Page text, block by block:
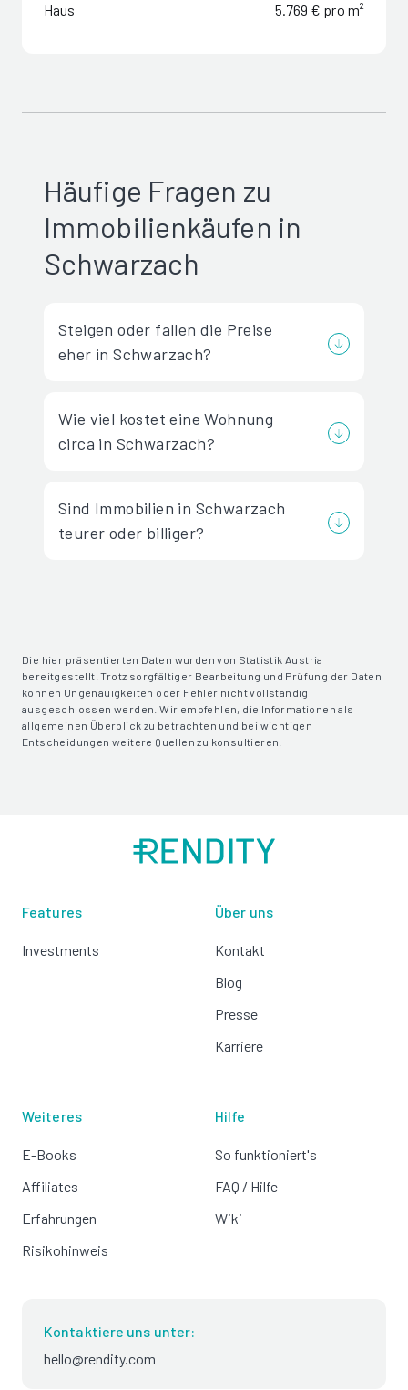
Haus 5.769 € pro m²
Häufige Fragen zu
Immobilienkäufen in
Schwarzach
Steigen oder fallen die Preise
eher in Schwarzach?
Wie viel kostet eine Wohnung
circa in Schwarzach?
Sind Immobilien in Schwarzach
teurer oder billiger?
Die hier präsentierten Daten wurden von Statistik Austria
bereitgestellt. Trotz sorgfältiger Bearbeitung und Prüfung der Daten
können Ungenauigkeiten oder Fehler nicht vollständig
ausgeschlossen werden. Wir empfehlen, die Informationen als
allgemeinen Überblick zu betrachten und bei wichtigen
Entscheidungen weitere Quellen zu konsultieren.
Features
Investments
Über uns
Kontakt
Blog
Presse
Karriere
Weiteres
E-Books
Affiliates
Erfahrungen
Risikohinweis
Hilfe
So funktioniert's
FAQ / Hilfe
Wiki
Kontaktiere uns unter:
hello@rendity.com